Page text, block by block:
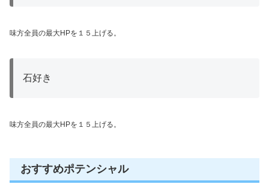
味方全員の最大HPを１５上げる。
石好き
味方全員の最大HPを１５上げる。
おすすめポテンシャル